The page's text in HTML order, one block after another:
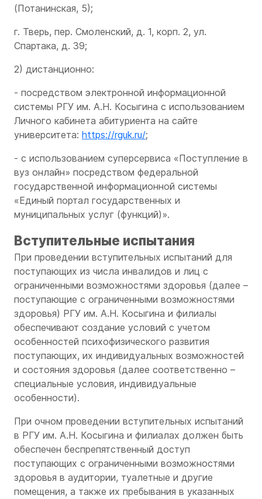
(Потанинская, 5);
г. Тверь, пер. Смоленский, д. 1, корп. 2, ул.
Спартака, д. 39;
2) дистанционно:
- посредством электронной информационной
системы РГУ им. А.Н. Косыгина с использованием
Личного кабинета абитуриента на сайте
университета: https://rguk.ru/;
- с использованием суперсервиса «Поступление в
вуз онлайн» посредством федеральной
государственной информационной системы
«Единый портал государственных и
муниципальных услуг (функций)».
Вступительные испытания
При проведении вступительных испытаний для
поступающих из числа инвалидов и лиц с
ограниченными возможностями здоровья (далее –
поступающие с ограниченными возможностями
здоровья) РГУ им. А.Н. Косыгина и филиалы
обеспечивают создание условий с учетом
особенностей психофизического развития
поступающих, их индивидуальных возможностей
и состояния здоровья (далее соответственно –
специальные условия, индивидуальные
особенности).
При очном проведении вступительных испытаний
в РГУ им. А.Н. Косыгина и филиалах должен быть
обеспечен беспрепятственный доступ
поступающих с ограниченными возможностями
здоровья в аудитории, туалетные и другие
помещения, а также их пребывания в указанных